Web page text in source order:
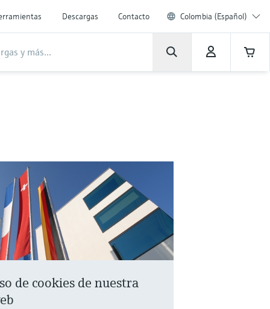
Descargas Contacto Colombia (Español)
de cookies de nuestra